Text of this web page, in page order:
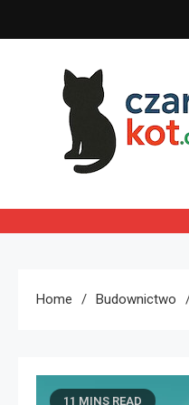
to
Czarny kot
Home Budownictwo
11 MINS READ